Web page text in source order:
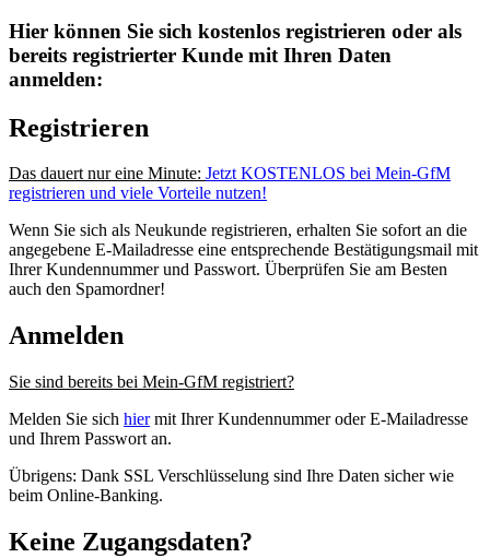
Hier können Sie sich kostenlos registrieren oder als
bereits registrierter Kunde mit Ihren Daten
anmelden:
Registrieren
Das dauert nur eine Minute: Jetzt KOSTENLOS bei Mein-GfM
registrieren und viele Vorteile nutzen!
Wenn Sie sich als Neukunde registrieren, erhalten Sie sofort an die
angegebene E-Mailadresse eine entsprechende Bestätigungsmail mit
Ihrer Kundennummer und Passwort. Überprüfen Sie am Besten
auch den Spamordner!
Anmelden
Sie sind bereits bei Mein-GfM registriert?
Melden Sie sich hiermit Ihrer Kundennummer oder E-Mailadresse
und Ihrem Passwort an.
Übrigens: Dank SSL Verschlüsselung sind Ihre Daten sicher wie
beim Online-Banking.
Keine Zugangsdaten?